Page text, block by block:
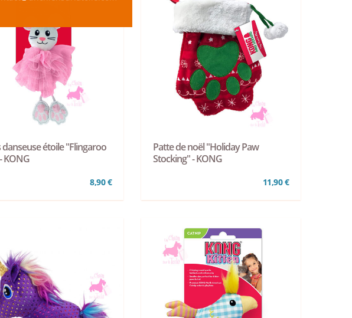
danseuse étoile "Flingaroo
KONG
8,90 €
Patte de noël "Holiday Paw
Stocking" - KONG
11,90 €